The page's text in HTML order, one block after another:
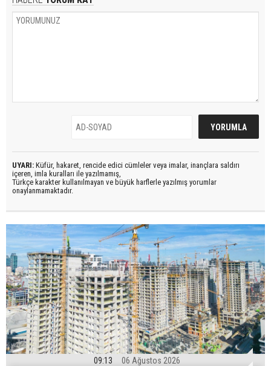
UYARI: Küfür, hakaret, rencide edici cümleler veya imalar, inançlara saldırı
içeren, imla kuralları ile yazılmamış,
Türkçe karakter kullanılmayan ve büyük harflerle yazılmış yorumlar
onaylanmamaktadır.
09:13 06 Ağustos 2026